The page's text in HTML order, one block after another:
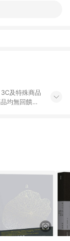
及特殊商品
] -內接硬
商品：商
/紅利折抵/折
資格： 如
費使用者，